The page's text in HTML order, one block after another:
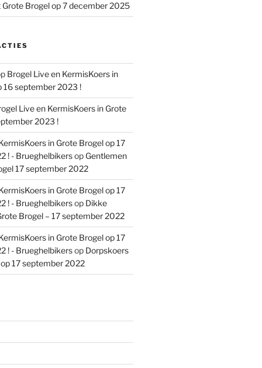
Brogel op 7 december 2025
Brogel Live en KermisKoers in
16 september 2023 !
Live en KermisKoers in Grote
2023 !
in Grote Brogel op 17
! - Brueghelbikersop Gentlemen
17 september 2022
in Grote Brogel op 17
! - Brueghelbikersop Dikke
Brogel – 17 september 2022
in Grote Brogel op 17
! - Brueghelbikersop Dorpskoers
17 september 2022